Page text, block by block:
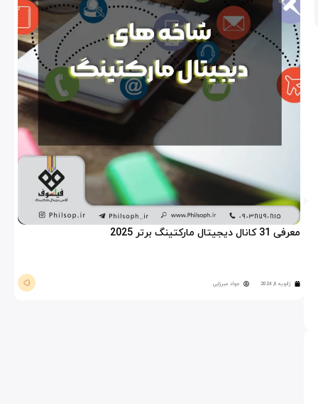
معرفی 31 کانال دیجیتال مارکتینگ برتر 2025
ژانویه 6, 2024 جواد میرزایی